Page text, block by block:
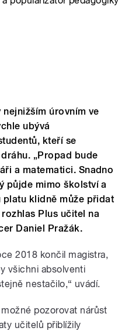
úrovním ve
ubývá
kteří se
„Propad bude
a matematici. Snadno
půjde mimo školství a
platu klidně může přidat
Plus učitel na
Daniel Pražák.
2018 končil magistra,
všichni absolventi
nestačilo,“ uvádí.
pozorovat nárůst
učitelů přiblížily